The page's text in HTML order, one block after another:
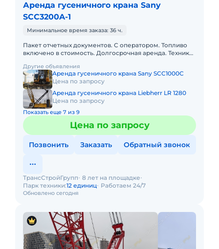
Аренда гусеничного крана Sany
SCC3200A-1
Минимальное время заказа: 36 ч.
Пакет отчетных документов. С оператором. Топливо
включено в стоимость. Долгосрочная аренда. Техника
Кран 2022г
Другие объявления
Аренда гусеничного крана Sany SCC1000C
Цена по запросу
Аренда гусеничного крана Liebherr LR 1280
Цена по запросу
Показать еще 7 из 9
Цена по запросу
Позвонить Заказать Обратный звонок
Обновлено сегодня
ТрансСтройГрупп 8 лет на площадке
Парк техники:12 единиц Работаем 24/7